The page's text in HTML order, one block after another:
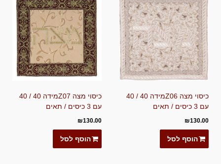
כיסוי מצה Z06מידה 40 / 40
עם 3 כיסים / תאים
₪130.00
הוסף לסל
כיסוי מצה Z07מידה 40 / 40
עם 3 כיסים / תאים
₪130.00
הוסף לסל